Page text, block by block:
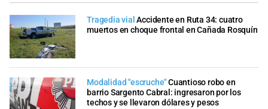
Tragedia vial Accidente en Ruta 34: cuatro
muertos en choque frontal en Cañada Rosquín
Modalidad "escruche"Cuantioso robo en
barrio Sargento Cabral: ingresaron por los
techos y se llevaron dólares y pesos